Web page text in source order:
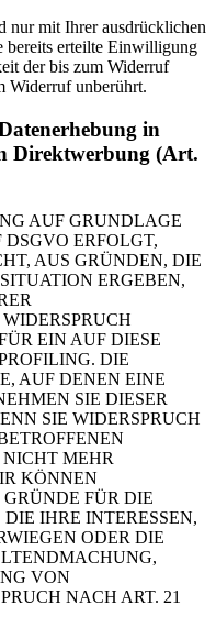
nur mit Ihrer ausdrücklichen
erteilte Einwilligung
der bis zum Widerruf
Widerruf unberührt.
in
Direktwerbung (Art.
AUF GRUNDLAGE
DSGVO ERFOLGT,
AUS GRÜNDEN, DIE
ERGEBEN,
EIN AUF DIESE
DIE
AUF DENEN EINE
SIE DIESER
SIE WIDERSPRUCH
MEHR
KÖNNEN
FÜR DIE
IHRE INTERESSEN,
ODER DIE
VON
NACH ART. 21